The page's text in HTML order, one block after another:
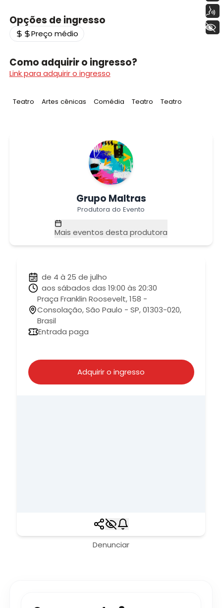
Opções de ingresso
Preço médio
Como adquirir o ingresso?
Link para adquirir o ingresso
Tag:
Teatro Tag:
Artes cênicas Tag:
Comédia Tag:
Teatro Tag:
Teatro
Grupo Maltras
Produtora do Evento
Mais eventos desta produtora
de 4 à 25 de julho
aos sábados das 19:00 às 20:30
Praça Franklin Roosevelt, 158 -
Consolação, São Paulo - SP, 01303-020,
Brasil
Entrada paga
Adquirir o ingresso
Denunciar